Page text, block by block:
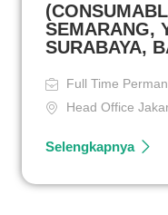
SEMARANG,
SURABAYA,
Full Time
Head Office
Selengkapnya